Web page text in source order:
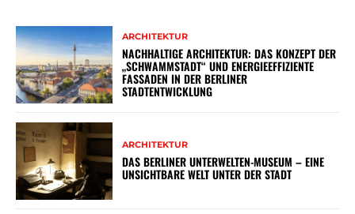
ARCHITEKTUR
NACHHALTIGE ARCHITEKTUR: DAS KONZEPT DER
„SCHWAMMSTADT“ UND ENERGIEEFFIZIENTE
FASSADEN IN DER BERLINER
STADTENTWICKLUNG
ARCHITEKTUR
DAS BERLINER UNTERWELTEN-MUSEUM – EINE
UNSICHTBARE WELT UNTER DER STADT